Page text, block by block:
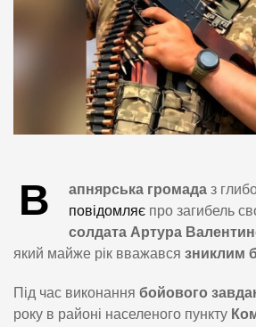
В апнярська громада з
повідомляє про загибель
солдата Артура
який майже рік вважався зниклим
Під час виконання бойового
року в районі населеного пункту